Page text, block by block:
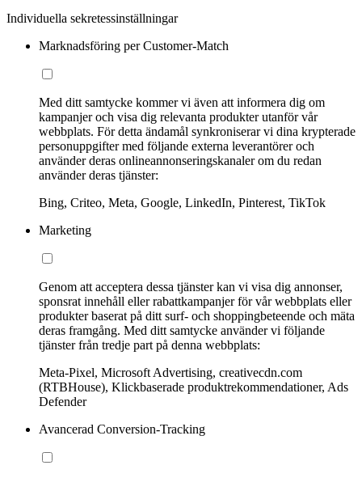
Individuella sekretessinställningar
Marknadsföring per Customer-Match
Med ditt samtycke kommer vi även att informera dig om
kampanjer och visa dig relevanta produkter utanför vår
webbplats. För detta ändamål synkroniserar vi dina krypterade
personuppgifter med följande externa leverantörer och
använder deras onlineannonseringskanaler om du redan
använder deras tjänster:
Bing, Criteo, Meta, Google, LinkedIn, Pinterest, TikTok
Marketing
Genom att acceptera dessa tjänster kan vi visa dig annonser,
sponsrat innehåll eller rabattkampanjer för vår webbplats eller
produkter baserat på ditt surf- och shoppingbeteende och mäta
deras framgång. Med ditt samtycke använder vi följande
tjänster från tredje part på denna webbplats:
Meta-Pixel, Microsoft Advertising, creativecdn.com
(RTBHouse), Klickbaserade produktrekommendationer, Ads
Defender
Avancerad Conversion-Tracking